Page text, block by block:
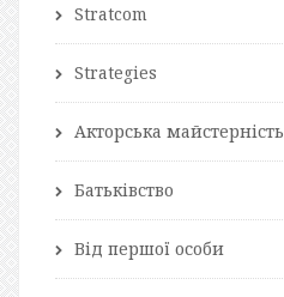
Stratcom
Strategies
Акторська майстерність
Батьківство
Від першої особи